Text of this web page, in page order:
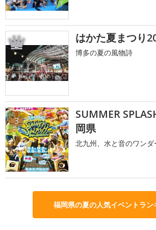
2 はかた夏まつり
博多の夏の風物詩
3
SUMMER
岡県
北九州、水と音のワンダ
福岡県の夏の人気イベントラン